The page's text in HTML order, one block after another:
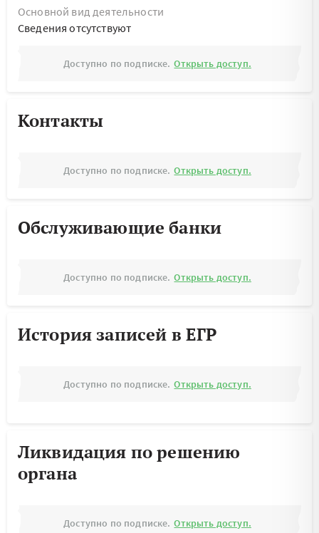
Основной вид деятельности
Cведения отсутствуют
Доступно по подписке. Открыть доступ.
Контакты
Доступно по подписке. Открыть доступ.
Обслуживающие банки
Доступно по подписке. Открыть доступ.
История записей в ЕГР
Доступно по подписке. Открыть доступ.
Ликвидация по решению
органа
Доступно по подписке. Открыть доступ.